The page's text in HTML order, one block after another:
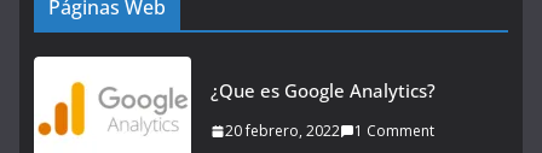
Páginas Web
¿Que es Google Analytics?
20 febrero, 2022 1 Comment